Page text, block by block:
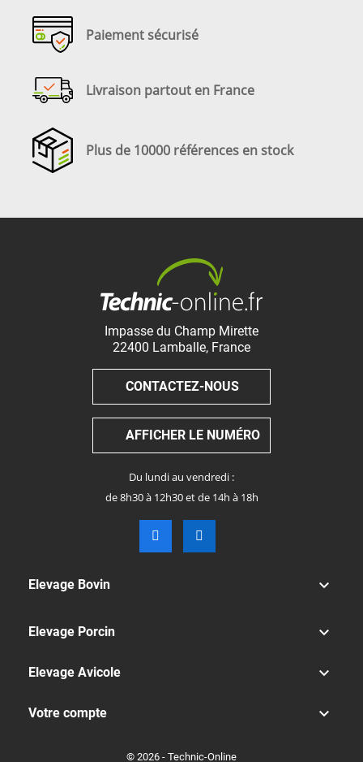
Paiement sécurisé
Livraison partout en France
Plus de 10000 références en stock
Impasse du Champ Mirette
22400 Lamballe, France
CONTACTEZ-NOUS
AFFICHER LE NUMÉRO
Du lundi au vendredi :
de 8h30 à 12h30 et de 14h à 18h
Elevage Bovin 
Elevage Porcin 
Elevage Avicole 
Votre compte 
© 2026 - Technic-Online